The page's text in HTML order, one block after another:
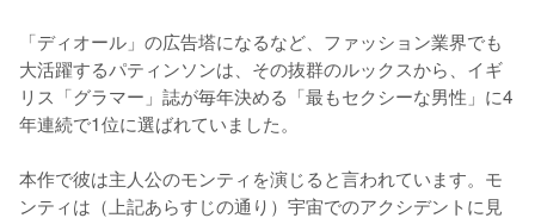
「ディオール」の広告塔になるなど、ファッション業界でも
大活躍するパティンソンは、その抜群のルックスから、イギ
リス「グラマー」誌が毎年決める「最もセクシーな男性」に4
年連続で1位に選ばれていました。
本作で彼は主人公のモンティを演じると言われています。モ
ンティは（上記あらすじの通り）宇宙でのアクシデントに見